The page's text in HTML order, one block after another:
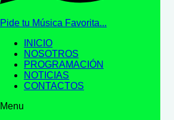
Pide tu Música Favorita...
INICIO
NOSOTROS
PROGRAMACIÓN
NOTICIAS
CONTACTOS
Menu